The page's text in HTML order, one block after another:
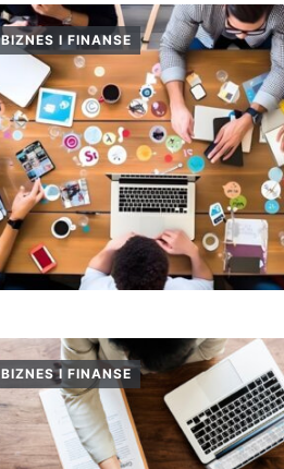
BIZNES I FINANSE
BIZNES I FINANSE